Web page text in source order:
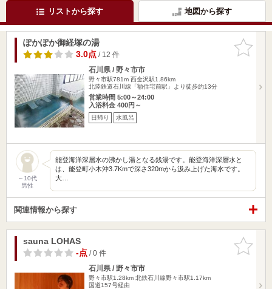
リストから探す 地図から探す
お気に入
りに追加
ぽかぽか御経塚の湯
3.0点/ 12 件
石川県 / 野々市市
野々市駅781m 西金沢駅1.86km
北陸鉄道石川線「額住宅前駅」より徒歩約13分
営業時間 5:00～24:00
入浴料金 400円～
日帰り 水風呂
～10代
男性
能登海洋深層水の沸かし湯となる銭湯です。能登海洋深層水と
は、能登町小木沖3.7Kmで深さ320mから汲み上げた海水です。
大…
関連情報から探す
お気に入
りに追加
sauna LOHAS
-点/ 0 件
石川県 / 野々市市
野々市駅1.28km 北鉄石川線野々市駅1.17km
国道157号経由